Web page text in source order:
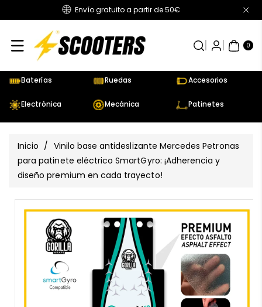
Envío gratuito a partir de 50€
0
AR
TÍC
UL
Baterías Ruedas Accesorios
Electrónica Mecánica Patinetes
Inicio / Vinilo base antideslizante Mercedes Petronas
para patinete eléctrico SmartGyro: ¡Adherencia y
diseño premium en cada trayecto!
A La
Información
Del Producto